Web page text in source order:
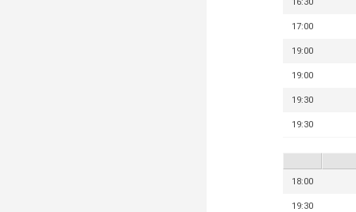
17:00
19:00
19:00
19:30
19:30
18:00
19:30